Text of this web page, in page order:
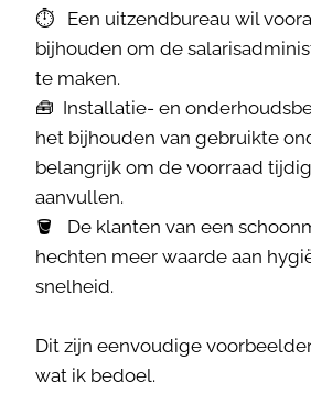
⏱️ Een uitzendbureau wil vooral
bijhouden om de
te maken.
🧰 Installatie- en
het bijhouden van gebruikte
belangrijk om de voorraad
aanvullen.
🪣 De klanten van een
hechten meer waarde aan
snelheid.
Dit zijn eenvoudige
wat ik bedoel.